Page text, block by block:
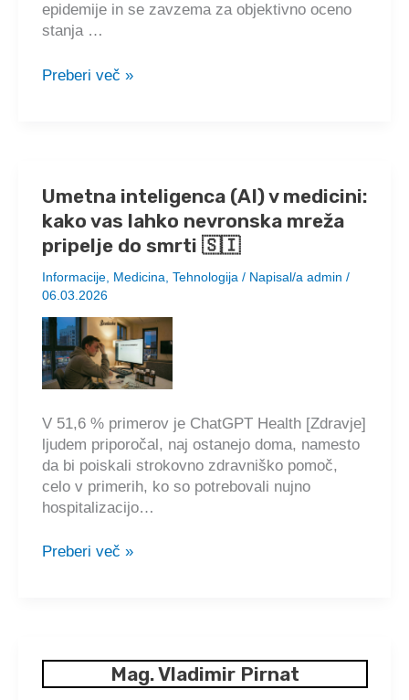
epidemije in se zavzema za objektivno oceno
stanja …
Mikrobiolog
da
je
vsa
histerija
o
hantavirusih
popolnoma
neutemeljena
in
🇸🇮
Preberi več »
Umetna inteligenca (AI) v medicini:
kako vas lahko nevronska mreža
pripelje do smrti 🇸🇮
Informacije, Medicina Tehnologija / Napisal/a admin /
06.03.2026
V 51,6 % primerov je ChatGPT Health [Zdravje]
ljudem priporočal, naj ostanejo doma, namesto
da bi poiskali strokovno zdravniško pomoč,
celo v primerih, ko so potrebovali nujno
hospitalizacijo…
Umetna
kako
Preberi več »
Mag. Vladimir Pirnat